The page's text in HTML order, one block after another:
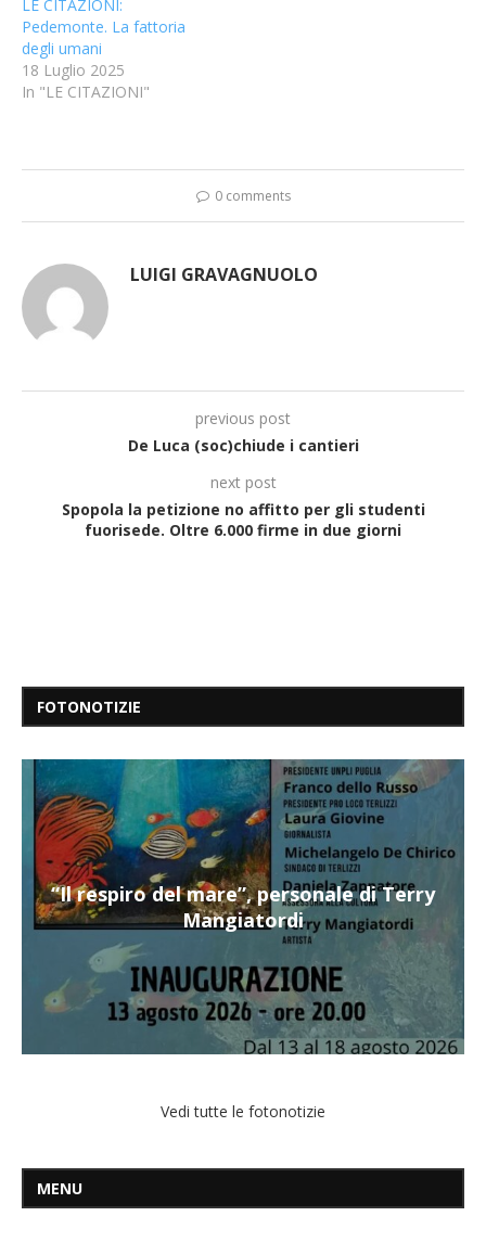
LE CITAZIONI:
Pedemonte. La fattoria
degli umani
18 Luglio 2025
In "LE CITAZIONI"
0 comments
LUIGI GRAVAGNUOLO
previous post
De Luca (soc)chiude i cantieri
next post
Spopola la petizione no affitto per gli studenti
fuorisede. Oltre 6.000 firme in due giorni
FOTONOTIZIE
“Il respiro del mare”, personale di Terry
Mangiatordi
Vedi tutte le fotonotizie
MENU